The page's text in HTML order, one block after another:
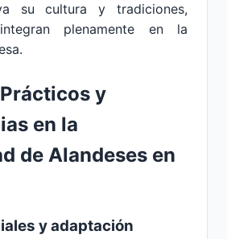
su cultura y tradiciones,
plenamente en la
y
en la
de Alandeses en
y adaptación